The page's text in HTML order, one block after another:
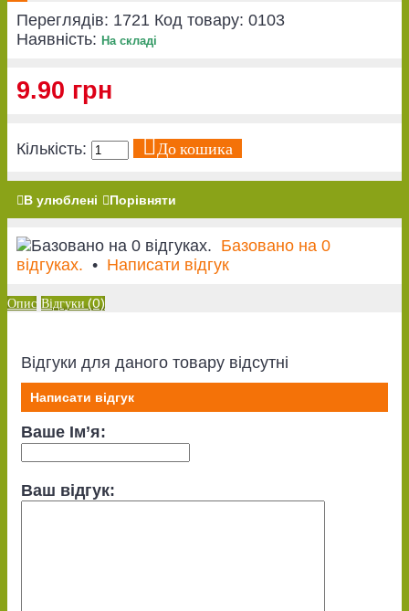
Переглядів: 1721 Код товару: 0103
Наявність: На складі
9.90 грн
Кількість: До кошика
В улюблені Порівняти
Базовано на 0
відгуках. • Написати відгук
Опис Відгуки (0)
Відгуки для даного товару відсутні
Написати відгук
Ваше Ім’я:
Ваш відгук: